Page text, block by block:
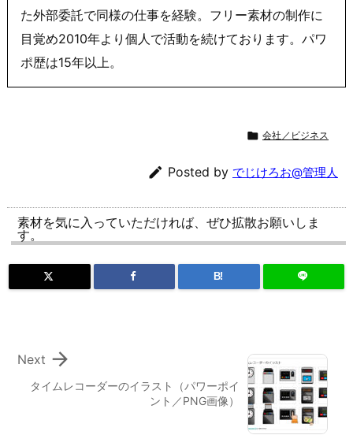
た外部委託で同様の仕事を経験。フリー素材の制作に
目覚め2010年より個人で活動を続けております。パワ
ポ歴は15年以上。
 会社／ビジネス
 Posted by でじけろお@管理人
素材を気に入っていただければ、ぜひ拡散お願いしま
す。
B!
タイムレコーダーのイラスト（パワーポイ
ント／PNG画像）

Next